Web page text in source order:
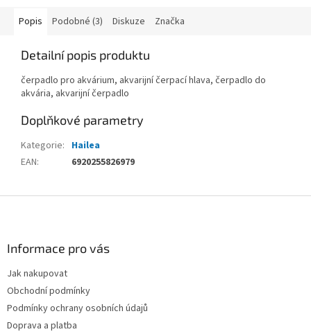
Popis Podobné (3) Diskuze Značka
Detailní popis produktu
čerpadlo pro akvárium, akvarijní čerpací hlava, čerpadlo do
akvária, akvarijní čerpadlo
Doplňkové parametry
Kategorie: Hailea
EAN: 6920255826979
Informace pro vás
Jak nakupovat
Obchodní podmínky
Podmínky ochrany osobních údajů
Doprava a platba